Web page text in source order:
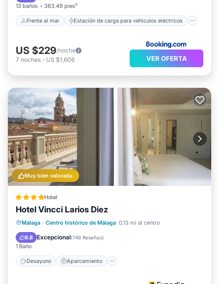
13 baños 363.49 pies²
Frente al mar Estación de carga para vehículos eléctricos
US $229/noche
7 noches - US $1,606 VER OFERTA
Muy bien valorado
Hotel
Hotel Vincci Larios Diez
Málaga · Centro histórico de Málaga 0.13 mi al centro
9.8 Excepcional(748 Reseñas)
1 Baño
Desayuno Aparcamiento
Desayuno
Aparcamiento
Aire acondicionado